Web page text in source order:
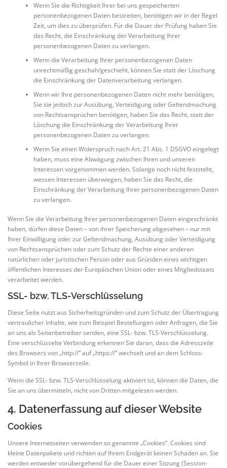
Wenn Sie die Richtigkeit Ihrer bei uns gespeicherten
personenbezogenen Daten bestreiten, benötigen wir in der Regel
Zeit, um dies zu überprüfen. Für die Dauer der Prüfung haben Sie
das Recht, die Einschränkung der Verarbeitung Ihrer
personenbezogenen Daten zu verlangen.
Wenn die Verarbeitung Ihrer personenbezogenen Daten
unrechtmäßig geschah/geschieht, können Sie statt der Löschung
die Einschränkung der Datenverarbeitung verlangen.
Wenn wir Ihre personenbezogenen Daten nicht mehr benötigen,
Sie sie jedoch zur Ausübung, Verteidigung oder Geltendmachung
von Rechtsansprüchen benötigen, haben Sie das Recht, statt der
Löschung die Einschränkung der Verarbeitung Ihrer
personenbezogenen Daten zu verlangen.
Wenn Sie einen Widerspruch nach Art. 21 Abs. 1 DSGVO eingelegt
haben, muss eine Abwägung zwischen Ihren und unseren
Interessen vorgenommen werden. Solange noch nicht feststeht,
wessen Interessen überwiegen, haben Sie das Recht, die
Einschränkung der Verarbeitung Ihrer personenbezogenen Daten
zu verlangen.
Wenn Sie die Verarbeitung Ihrer personenbezogenen Daten eingeschränkt
haben, dürfen diese Daten – von ihrer Speicherung abgesehen – nur mit
Ihrer Einwilligung oder zur Geltendmachung, Ausübung oder Verteidigung
von Rechtsansprüchen oder zum Schutz der Rechte einer anderen
natürlichen oder juristischen Person oder aus Gründen eines wichtigen
öffentlichen Interesses der Europäischen Union oder eines Mitgliedstaats
verarbeitet werden.
SSL- bzw. TLS-Verschlüsselung
Diese Seite nutzt aus Sicherheitsgründen und zum Schutz der Übertragung
vertraulicher Inhalte, wie zum Beispiel Bestellungen oder Anfragen, die Sie
an uns als Seitenbetreiber senden, eine SSL- bzw. TLS-Verschlüsselung.
Eine verschlüsselte Verbindung erkennen Sie daran, dass die Adresszeile
des Browsers von „http://“ auf „https://“ wechselt und an dem Schloss-
Symbol in Ihrer Browserzeile.
Wenn die SSL- bzw. TLS-Verschlüsselung aktiviert ist, können die Daten, die
Sie an uns übermitteln, nicht von Dritten mitgelesen werden.
4. Datenerfassung auf dieser Website
Cookies
Unsere Internetseiten verwenden so genannte „Cookies“. Cookies sind
kleine Datenpakete und richten auf Ihrem Endgerät keinen Schaden an. Sie
werden entweder vorübergehend für die Dauer einer Sitzung (Session-